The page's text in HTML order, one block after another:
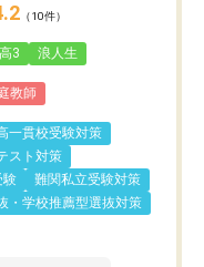
（10件）
3 浪人生
教師
一貫校受験対策
スト対策
験
難関私立受験対策
・学校推薦型選抜対策